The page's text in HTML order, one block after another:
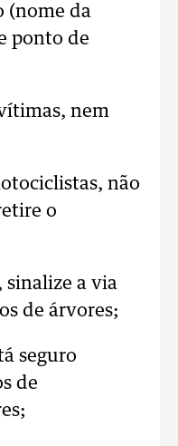
(nome da
ponto de
nem
não
o
sinalize a via
de árvores;
seguro
de